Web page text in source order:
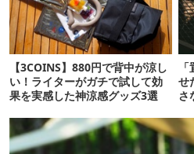
【3COINS】880円で背中が涼し
い！ライターがガチで試して効
果を実感した神涼感グッズ3選
せ
さ